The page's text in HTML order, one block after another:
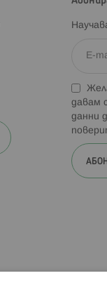
давам
данни